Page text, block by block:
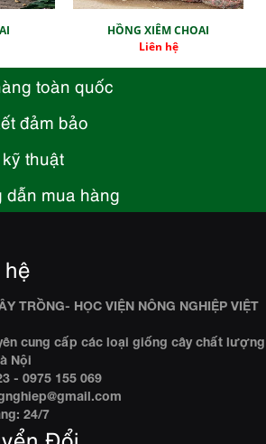
HỒNG XIÊM CHOAI
Liên hệ
toàn quốc
đảm bảo
thuật
dẫn mua hàng
TRỒNG- HỌC VIỆN NÔNG NGHIỆP VIỆT
cung cấp các loại giống cây chất lượng
Nội
- 0975 155 069
24/7